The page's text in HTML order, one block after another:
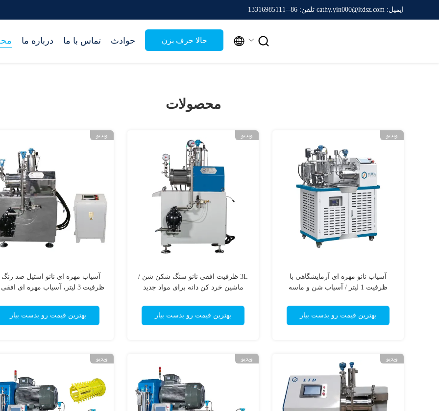
ایمیل: cathy.yin000@ltdsz.com تلفن: 86--13316985111
درباره ما تماس با ما حوادث حالا حرف بزن  
محصولات
ویدیو
آسیاب مهره ای نانو استیل ضد زنگ
بهترین قیمت رو بدست بیار
ویدیو
3L ظرفیت افقی نانو سنگ شکن شن /
ماشین خرد کن دانه برای مواد جدید
بهترین قیمت رو بدست بیار
ویدیو
آسیاب نانو مهره ای آزمایشگاهی با
ظرفیت 1 لیتر / آسیاب شن و ماسه
بهترین قیمت رو بدست بیار
ویدیو ویدیو ویدیو